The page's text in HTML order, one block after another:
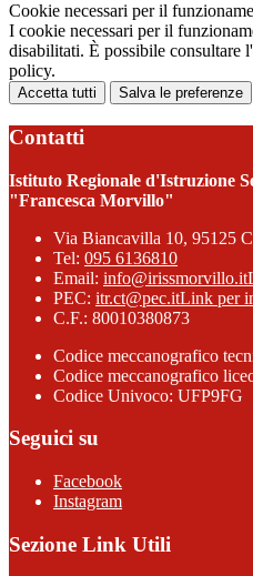
Cookie necessari per il
I cookie necessari per il
disabilitati. È possibile consultare
policy.
Accetta tutti Salva le preferenze
Contatti
Istituto Regionale d'Istruzione
"Francesca Morvillo"
Via Biancavilla 10, 95125
Tel: 095 6136810
Email: info@irissmorvillo.it
PEC: itr.ct@pec.itLink per
C.F.: 80010380873
Codice meccanografico
Codice meccanografico
Codice Univoco: UFP9FG
Seguici su
Facebook
Instagram
Sezione Link Utili